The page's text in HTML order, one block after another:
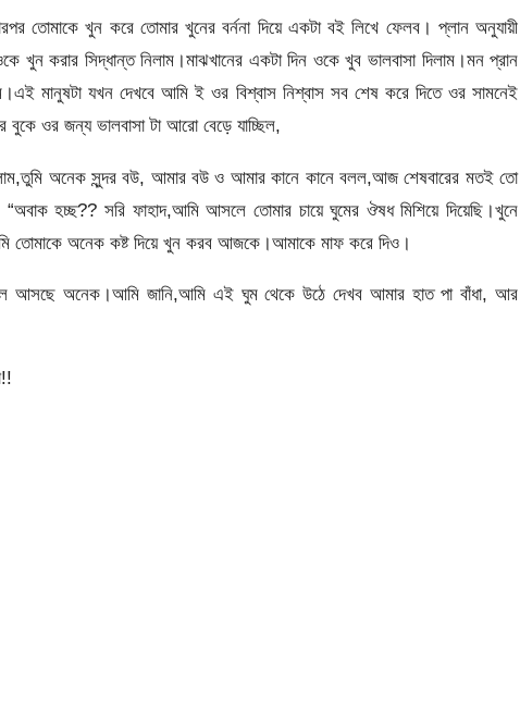
তোমাকে খুন করে তোমার খুনের বর্ননা দিয়ে একটা বই লিখে ফেলব। প্লান অনুযায়ী
খুন করার সিদ্ধান্ত নিলাম।মাঝখানের একটা দিন ওকে খুব ভালবাসা দিলাম।মন প্রান
মানুষটা যখন দেখবে আমি ই ওর বিশ্বাস নিশ্বাস সব শেষ করে দিতে ওর সামনেই
ওর জন্য ভালবাসা টা আরো বেড়ে যাচ্ছিল,
অনেক সুন্দর বউ, আমার বউ ও আমার কানে কানে বলল,আজ শেষবারের মতই তো
হচ্ছ?? সরি ফাহাদ,আমি আসলে তোমার চায়ে ঘুমের ঔষধ মিশিয়ে দিয়েছি।খুনে
তোমাকে অনেক কষ্ট দিয়ে খুন করব আজকে।আমাকে মাফ করে দিও।
আসছে অনেক।আমি জানি,আমি এই ঘুম থেকে উঠে দেখব আমার হাত পা বাঁধা, আর